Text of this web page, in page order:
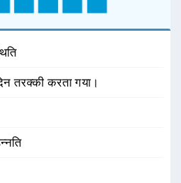
तरक्की करता गया।